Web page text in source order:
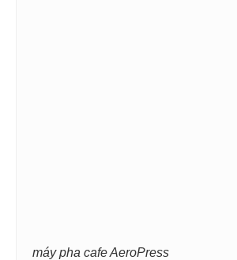
máy pha cafe AeroPress